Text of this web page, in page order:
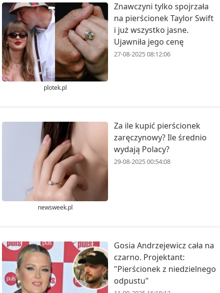
plotek.pl
Znawczyni tylko spojrzała
na pierścionek Taylor Swift
i już wszystko jasne.
Ujawniła jego cenę
27-08-2025 08:12:06
newsweek.pl
Za ile kupić pierścionek
zaręczynowy? Ile średnio
wydają Polacy?
29-08-2025 00:54:08
Gosia Andrzejewicz cała na
czarno. Projektant:
"Pierścionek z niedzielnego
odpustu"